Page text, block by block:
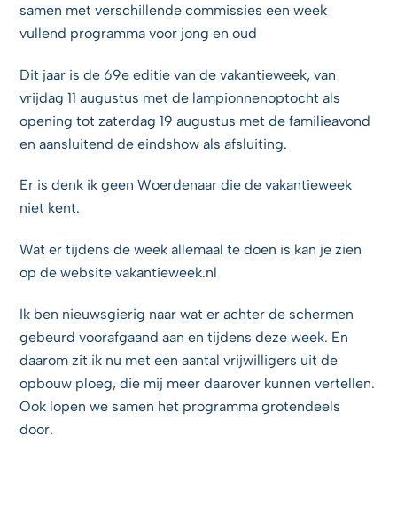
samen met verschillende commissies een week
vullend programma voor jong en oud
Dit jaar is de 69e editie van de vakantieweek, van
vrijdag 11 augustus met de lampionnenoptocht als
opening tot zaterdag 19 augustus met de familieavond
en aansluitend de eindshow als afsluiting.
Er is denk ik geen Woerdenaar die de vakantieweek
niet kent.
Wat er tijdens de week allemaal te doen is kan je zien
op de website vakantieweek.nl
Ik ben nieuwsgierig naar wat er achter de schermen
gebeurd voorafgaand aan en tijdens deze week. En
daarom zit ik nu met een aantal vrijwilligers uit de
opbouw ploeg, die mij meer daarover kunnen vertellen.
Ook lopen we samen het programma grotendeels
door.